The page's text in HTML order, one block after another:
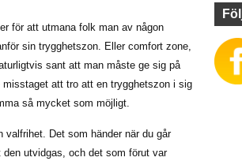
för att utmana folk man av någon
sin trygghetszon. Eller comfort zone,
sant att man måste ge sig på
att tro att en trygghetszon i sig
så mycket som möjligt.
valfrihet. Det som händer när du går
utvidgas, och det som förut var